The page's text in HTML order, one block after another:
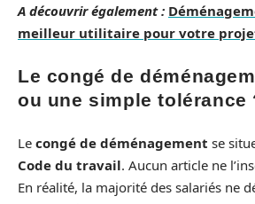
A découvrir également :
meilleur utilitaire pour votre
Le congé de
ou une simple tolérance
Le congé de déménagement se
Code du travail. Aucun article ne
En réalité, la majorité des salariés ne